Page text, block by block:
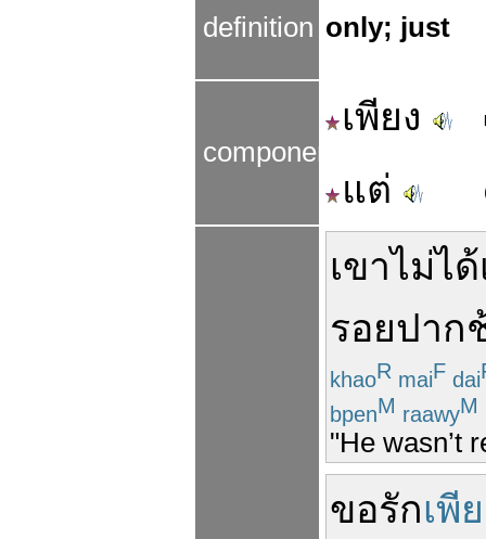
definition only; just
components
เพียง
แต่
เขาไม่ได้
รอยปาก
khaoR maiF dai
bpenM raawyM
"He wasn’t
ขอรักเพี